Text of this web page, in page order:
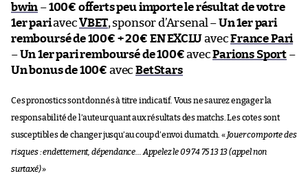
bwin –100€ offerts peu importe le résultat de votre
1er pariavecVBET, sponsor d’Arsenal –Un 1er pari
remboursé de 100€ + 20€ EN EXCLUavecFrance Pari
–Un 1er pari remboursé de 100€avecParions Sport –
Un bonus de 100€ avecBetStars
Ces pronostics sont donnés à titre indicatif. Vous ne saurez engager la
responsabilité de l’auteur quant aux résultats des matchs. Les cotes sont
susceptibles de changer jusqu’au coup d’envoi du match. « Jouer comporte des
risques : endettement, dépendance… Appelez le 09 74 75 13 13 (appel non
surtaxé)»